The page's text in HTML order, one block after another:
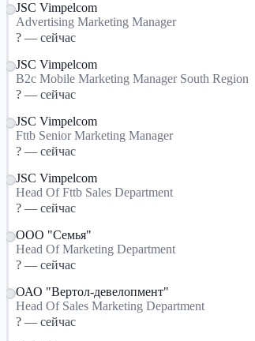
JSC Vimpelcom
Advertising Marketing Manager
? — сейчас
JSC Vimpelcom
B2c Mobile Marketing Manager South Region
? — сейчас
JSC Vimpelcom
Fttb Senior Marketing Manager
? — сейчас
JSC Vimpelcom
Head Of Fttb Sales Department
? — сейчас
ООО "Семья"
Head Of Marketing Department
? — сейчас
ОАО "Вертол-девелопмент"
Head Of Sales Marketing Department
? — сейчас